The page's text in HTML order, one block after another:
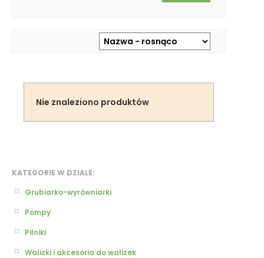
KATEGORIE W DZIALE:
Grubiarko-wyrówniarki
Pompy
Pilniki
Walizki i akcesoria do walizek
Nie znaleziono produktów